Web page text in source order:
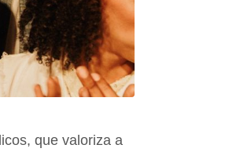
que valoriza a